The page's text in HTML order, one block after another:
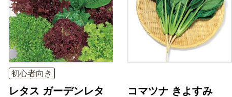
初心者向き
レタス ガーデンレタ
コマツナ きよすみ